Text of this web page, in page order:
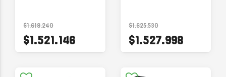
$1.618.240
$1.521.146
$1.625.530
$1.527.998